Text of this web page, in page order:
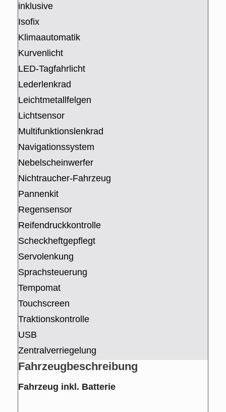
inklusive
Isofix
Klimaautomatik
Kurvenlicht
LED-Tagfahrlicht
Lederlenkrad
Leichtmetallfelgen
Lichtsensor
Multifunktionslenkrad
Navigationssystem
Nebelscheinwerfer
Nichtraucher-Fahrzeug
Pannenkit
Regensensor
Reifendruckkontrolle
Scheckheftgepflegt
Servolenkung
Sprachsteuerung
Tempomat
Touchscreen
Traktionskontrolle
USB
Zentralverriegelung
Fahrzeug­beschreibung
Fahrzeug inkl. Batterie